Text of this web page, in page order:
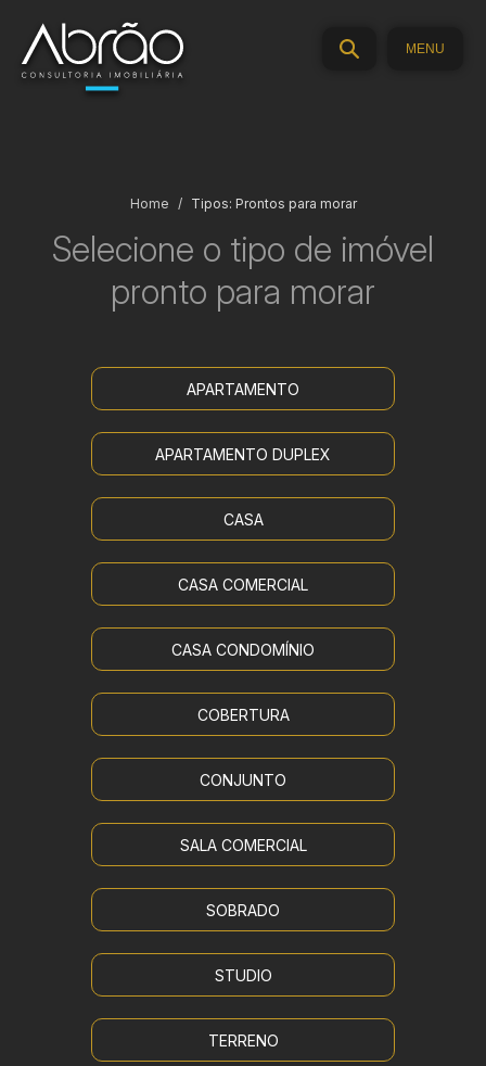
MENU
Home Tipos: Prontos para morar
Selecione o tipo de imóvel
pronto para morar
APARTAMENTO
APARTAMENTO DUPLEX
CASA
CASA COMERCIAL
CASA CONDOMÍNIO
COBERTURA
CONJUNTO
SALA COMERCIAL
SOBRADO
STUDIO
TERRENO